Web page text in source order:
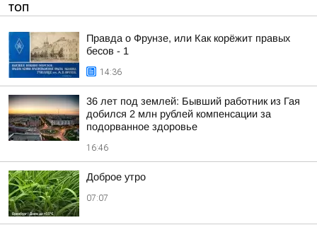
ТОП
Правда о Фрунзе, или Как корёжит правых
бесов - 1
14:36
36 лет под землей: Бывший работник из Гая
добился 2 млн рублей компенсации за
подорванное здоровье
16:46
Доброе утро
07:07